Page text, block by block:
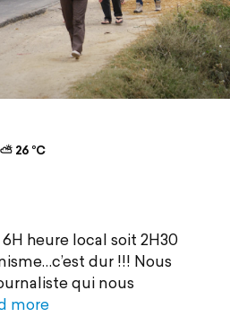
26 °C
heure local soit 2H30
dur !!! Nous
qui nous
more